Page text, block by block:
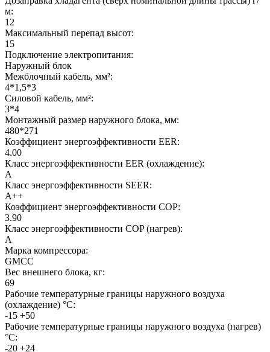
м:
12
Максимальный перепад высот:
15
Подключение электропитания:
Наружный блок
Межблочный кабель, мм²:
4*1,5*3
Силовой кабель, мм²:
3*4
Монтажный размер наружного блока, мм:
480*271
Коэффициент энергоэффективности EER:
4.00
Класс энергоэффективности EER (охлаждение):
A
Класс энергоэффективности SEER:
A++
Коэффициент энергоэффективности COP:
3.90
Класс энергоэффективности COP (нагрев):
A
Марка компрессора:
GMCC
Вес внешнего блока, кг:
69
Рабочие температурные границы наружного воздуха
(охлаждение) °C:
-15 +50
Рабочие температурные границы наружного воздуха (нагрев)
°C:
-20 +24